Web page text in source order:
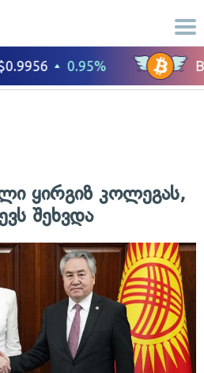
ყირგიზ კოლეგას,
შეხვდა